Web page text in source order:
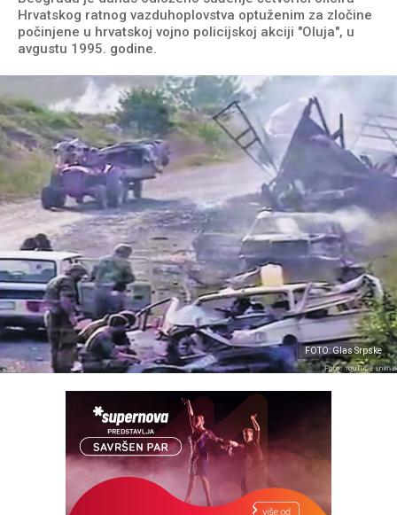
Hrvatskog ratnog vazduhoplovstva optuženim za zločine
počinjene u hrvatskoj vojno policijskoj akciji "Oluja", u
avgustu 1995. godine.
FOTO: Glas Srpske